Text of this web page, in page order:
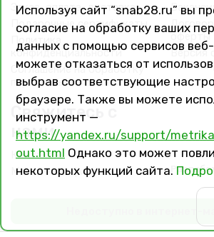
Недоступно в интернет-
Заказ, оплата, доставка
Подарочные сертификаты
конфиденциальности
Соглашение на обработку
персональных данных
оферты
Версия
Свяжитесь с
нами
Контакты
Магазины и филиалы
Используя сайт “snab28.ru” вы
согласие на обработку ваших
данных с помощью сервисов
можете отказаться от
выбрав соответствующие
браузере. Также вы можете
инструмент —
https://yandex.ru/support/
out.html Однако это может
некоторых функций сайта.